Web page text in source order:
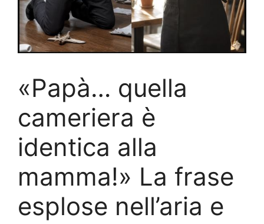
«Papà… quella
cameriera è
identica alla
mamma!» La frase
esplose nell’aria e